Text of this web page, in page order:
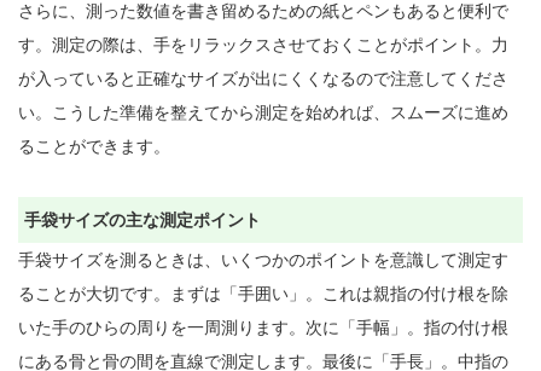
さらに、測った数値を書き留めるための紙とペンもあると便利で
す。測定の際は、手をリラックスさせておくことがポイント。力
が入っていると正確なサイズが出にくくなるので注意してくださ
い。こうした準備を整えてから測定を始めれば、スムーズに進め
ることができます。
手袋サイズの主な測定ポイント
手袋サイズを測るときは、いくつかのポイントを意識して測定す
ることが大切です。まずは「手囲い」。これは親指の付け根を除
いた手のひらの周りを一周測ります。次に「手幅」。指の付け根
にある骨と骨の間を直線で測定します。最後に「手長」。中指の